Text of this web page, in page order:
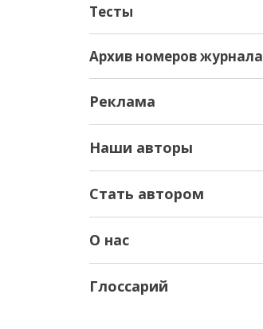
Тесты
Архив номеров журнала
Реклама
Наши авторы
Стать автором
О нас
Глоссарий